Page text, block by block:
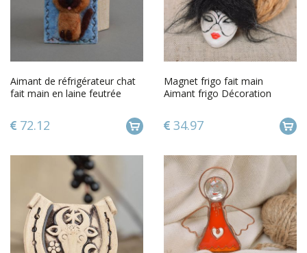
Aimant de réfrigérateur chat
fait main en laine feutrée
72.12
Magnet frigo fait main
Aimant frigo Décoration
34.97